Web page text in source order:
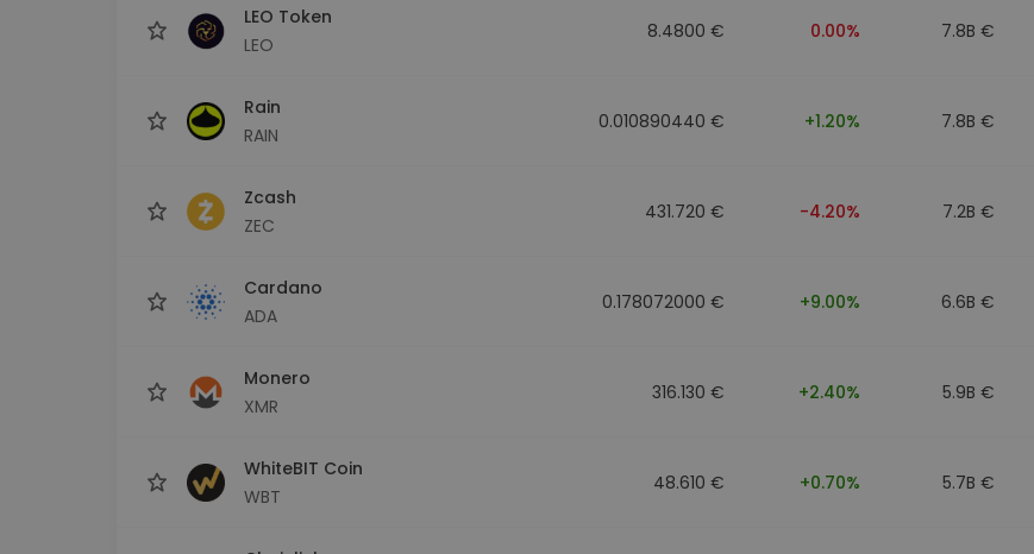
LEO Token
LEO
8.4800 € 0.00% 7.8B €
Rain
RAIN
0.010890440 € +1.20% 7.8B €
Zcash
ZEC
431.720 € -4.20% 7.2B €
Cardano
ADA
0.178072000 € +9.00% 6.6B €
Monero
XMR
316.130 € +2.40% 5.9B €
WhiteBIT Coin
WBT
48.610 € +0.70% 5.7B €